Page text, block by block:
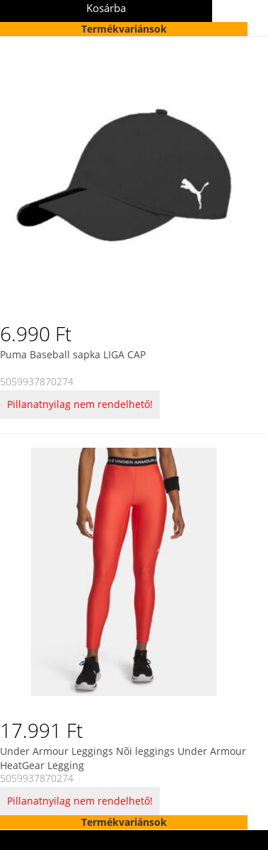
Termékvariánsok
6.990 Ft
Puma Baseball sapka LIGA CAP
5059937870274
Pillanatnyilag nem rendelhető!
Termékvariánsok
17.991 Ft
Under Armour Leggings Nõi leggings Under Armour
HeatGear Legging
5059937870274
Pillanatnyilag nem rendelhető!